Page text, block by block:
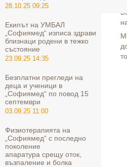
28.10.25 09:25
Екипът на УМБАЛ
„Софиямед“ изписа здрави
близнаци родени в тежко
състояние
23.09.25 14:35
Безплатни прегледи на
деца и ученици в
„Софиямед“ по повод 15
септември
03.09.25 11:00
Физиотерапията на
„Софиямед“ с последно
поколение
апаратура срещу оток,
възпаление и болка